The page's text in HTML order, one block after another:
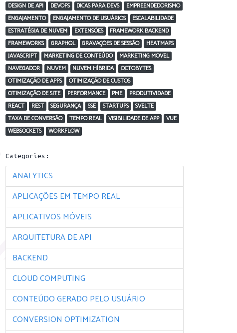
DESIGN DE API
DEVOPS DICAS PARA DEVS
EMPREENDEDORISMO
ENGAJAMENTO
ENGAJAMENTO DE USUÁRIOS
ESCALABILIDADE
ESTRATÉGIA DE NUVEM
EXTENSÕES
FRAMEWORK BACKEND
FRAMEWORKS
GRAPHQL GRAVAÇÕES DE SESSÃO
HEATMAPS
JAVASCRIPT
MARKETING DE CONTEÚDO
MARKETING MÓVEL
NAVEGADOR
NUVEM NUVEM HÍBRIDA
OCTOBYTES
OTIMIZAÇÃO DE APPS
OTIMIZAÇÃO DE CUSTOS
OTIMIZAÇÃO DE SITE
PERFORMANCE PME
PRODUTIVIDADE
REACT
REST SEGURANÇA SSE STARTUPS
SVELTE
TAXA DE CONVERSÃO
TEMPO REAL VISIBILIDADE DE APP
VUE
WEBSOCKETS
WORKFLOW
Categories:
ANALYTICS
APLICAÇÕES EM TEMPO REAL
APLICATIVOS MÓVEIS
ARQUITETURA DE API
BACKEND
CLOUD COMPUTING
CONTEÚDO GERADO PELO USUÁRIO
CONVERSION OPTIMIZATION